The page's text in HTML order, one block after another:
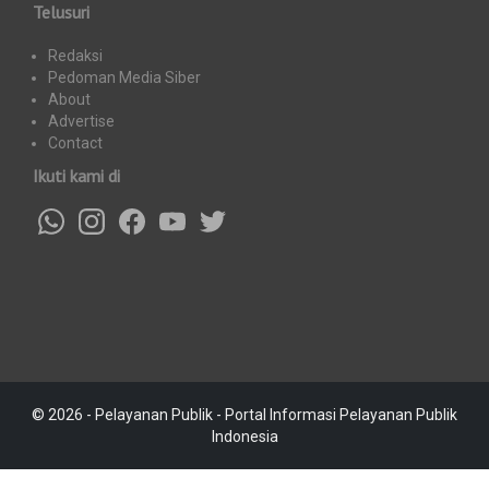
Telusuri
Redaksi
Pedoman Media Siber
About
Advertise
Contact
Ikuti kami di
© 2026 - Pelayanan Publik - Portal Informasi Pelayanan Publik
Indonesia